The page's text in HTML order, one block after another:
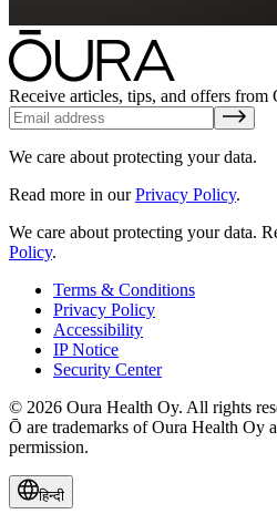
Receive articles, tips, and offers from
We care about protecting your data.
Read more in ourPrivacy Policy.
We care about protecting your data.
Policy.
Terms & Conditions
Privacy Policy
Accessibility
IP Notice
Security Center
© 2026 Oura Health Oy. All rights
Ō are trademarks of Oura Health Oy
permission.
हिन्दी